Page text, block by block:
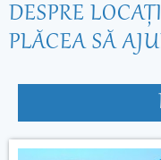
DESPRE
PLĂCEA SĂ